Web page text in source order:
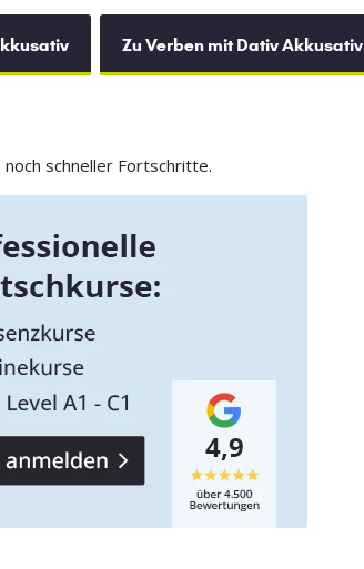
Zu Verben mit Dativ Akkusativ
noch schneller Fortschritte.